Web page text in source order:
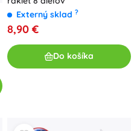
Externý sklad ?
8,90 €
Do košíka